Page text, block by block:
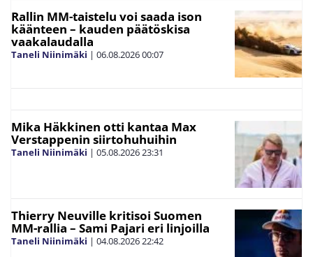
Rallin MM-taistelu voi saada ison
käänteen – kauden päätöskisa
vaakalaudalla
Taneli Niinimäki | 06.08.202600:07
Mika Häkkinen otti kantaa Max
Verstappenin siirtohuhuihin
Taneli Niinimäki | 05.08.202623:31
Thierry Neuville kritisoi Suomen
MM-rallia – Sami Pajari eri linjoilla
Taneli Niinimäki | 04.08.202622:42